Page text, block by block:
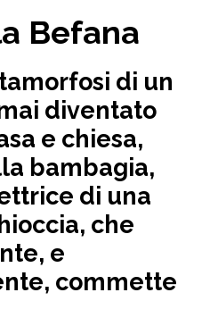
Befana
di un
diventato
e chiesa,
bambagia,
di una
che
e
commette